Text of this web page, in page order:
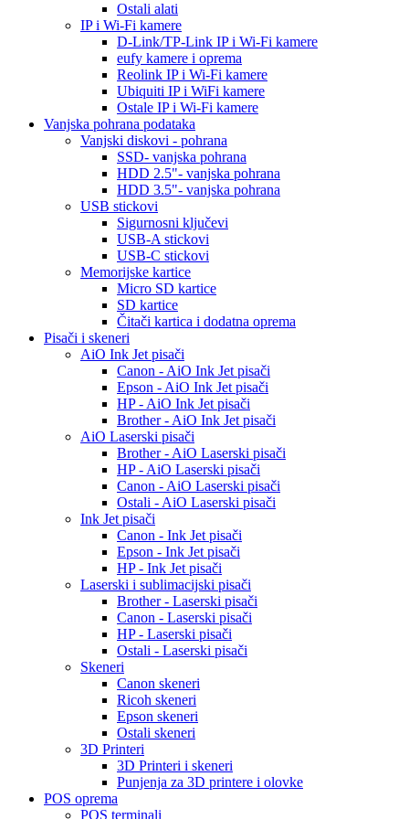
Ostali alati
IP i Wi-Fi kamere
D-Link/TP-Link IP i Wi-Fi kamere
eufy kamere i oprema
Reolink IP i Wi-Fi kamere
Ubiquiti IP i WiFi kamere
Ostale IP i Wi-Fi kamere
Vanjska pohrana podataka
Vanjski diskovi - pohrana
SSD- vanjska pohrana
HDD 2.5"- vanjska pohrana
HDD 3.5"- vanjska pohrana
USB stickovi
Sigurnosni ključevi
USB-A stickovi
USB-C stickovi
Memorijske kartice
Micro SD kartice
SD kartice
Čitači kartica i dodatna oprema
Pisači i skeneri
AiO Ink Jet pisači
Canon - AiO Ink Jet pisači
Epson - AiO Ink Jet pisači
HP - AiO Ink Jet pisači
Brother - AiO Ink Jet pisači
AiO Laserski pisači
Brother - AiO Laserski pisači
HP - AiO Laserski pisači
Canon - AiO Laserski pisači
Ostali - AiO Laserski pisači
Ink Jet pisači
Canon - Ink Jet pisači
Epson - Ink Jet pisači
HP - Ink Jet pisači
Laserski i sublimacijski pisači
Brother - Laserski pisači
Canon - Laserski pisači
HP - Laserski pisači
Ostali - Laserski pisači
Skeneri
Canon skeneri
Ricoh skeneri
Epson skeneri
Ostali skeneri
3D Printeri
3D Printeri i skeneri
Punjenja za 3D printere i olovke
POS oprema
POS terminali